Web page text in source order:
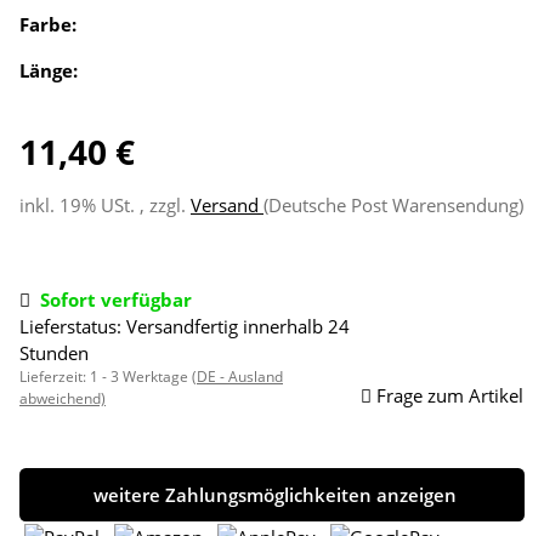
Farbe:
Länge:
11,40 €
inkl. 19% USt. , zzgl. Versand (Deutsche Post Warensendung)
Sofort verfügbar
Lieferstatus: Versandfertig innerhalb 24
Stunden
Lieferzeit: 1 - 3 Werktage (DE - Ausland
abweichend)
Frage zum Artikel
weitere Zahlungsmöglichkeiten anzeigen